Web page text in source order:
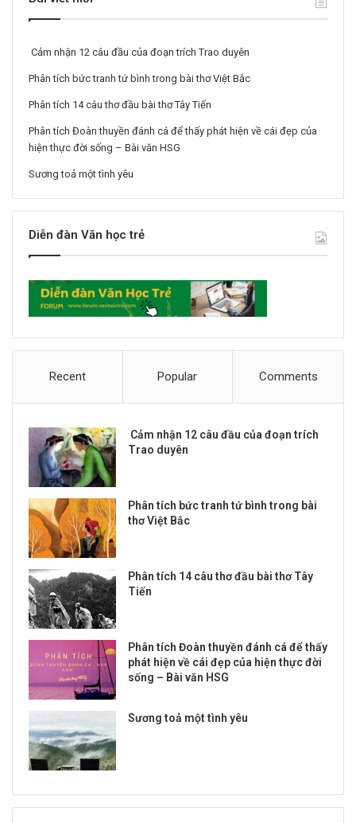
Cảm nhận 12 câu đầu của đoạn trích Trao duyên
Phân tích bức tranh tứ bình trong bài thơ Việt Bắc
Phân tích 14 câu thơ đầu bài thơ Tây Tiến
Phân tích Đoàn thuyền đánh cá để thấy phát hiện về cái đẹp của
hiện thực đời sống – Bài văn HSG
Sương toả một tình yêu
Diễn đàn Văn học trẻ
Recent Popular Comments
Cảm nhận 12 câu đầu của đoạn trích
Trao duyên
Phân tích bức tranh tứ bình trong bài
thơ Việt Bắc
Phân tích 14 câu thơ đầu bài thơ Tây
Tiến
Phân tích Đoàn thuyền đánh cá để thấy
phát hiện về cái đẹp của hiện thực đời
sống – Bài văn HSG
Sương toả một tình yêu